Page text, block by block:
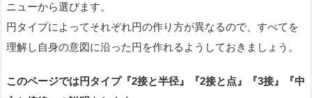
ニューから選びます。
円タイプによってそれぞれ円の作り方が異なるので、すべてを
理解し自身の意図に沿った円を作れるようしておきましょう。
このページでは円タイプ『2接と半径』『2接と点』『3接』『中